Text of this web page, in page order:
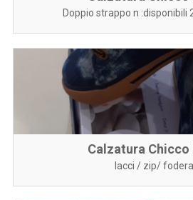
Doppio strappo n :disponibili
Calzatura Chicco
lacci / zip/